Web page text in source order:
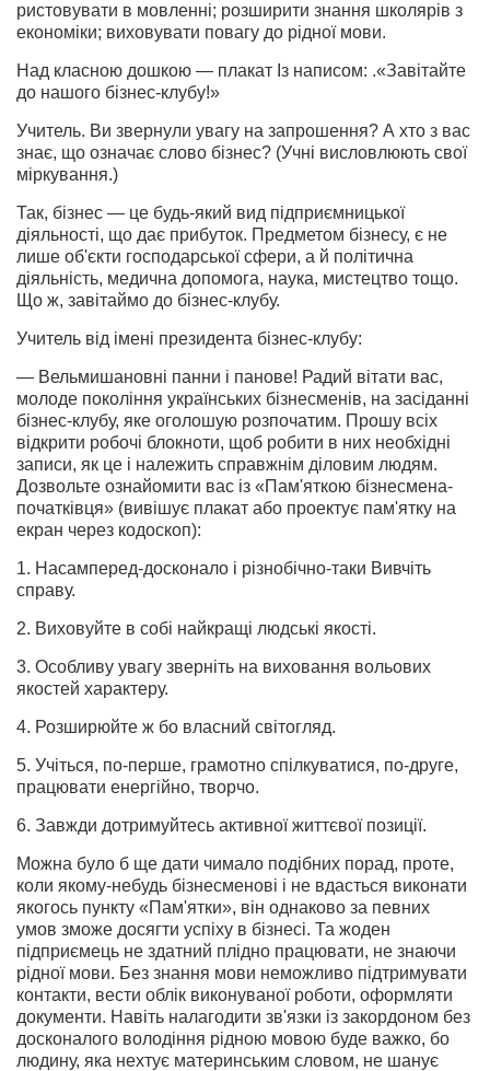
ристовувати в мовленні; розширити знання школярів з
економіки; виховувати повагу до рідної мови.
Над класною дошкою — плакат Із написом: .«За­вітайте
до нашого бізнес-клубу!»
Учитель. Ви звернули увагу на запрошення? А хто з вас
знає, що означає слово бізнес? (Учні висловлюють свої
міркування.)
Так, бізнес — це будь-який вид підприємницької
діяльності, що дає прибуток. Предметом бізнесу, є не
лише об'єкти господарської сфери, а й політична
діяльність, медична допомога, наука, мистецтво тощо.
Що ж, завітаймо до бізнес-клубу.
Учитель від імені президента бізнес-клубу:
— Вельмишановні панни і панове! Радий вітати вас,
молоде покоління українських бізнесменів, на засіданні
бізнес-клубу, яке оголошую розпочатим. Прошу всіх
відкрити робочі блокноти, щоб робити в них необхідні
записи, як це і належить справжнім діловим людям.
Дозвольте ознайомити вас із «Пам'яткою бізнесмена-
початківця» (вивішує плакат або проектує пам'ятку на
екран через кодоскоп):
1. Насамперед-досконало і різнобічно-таки Вивчіть
спра­ву.
2. Виховуйте в собі найкращі людські якості.
3. Особливу увагу зверніть на виховання вольових
якостей характеру.
4. Розширюйте ж бо власний світогляд.
5. Учіться, по-перше, грамотно спілкуватися, по-друге,
працювати енергійно, творчо.
6. Завжди дотримуйтесь активної життєвої позиції.
Можна було б ще дати чимало подібних порад, проте,
коли якому-небудь бізнесменові і не вдасться виконати
якогось пункту «Пам'ятки», він однаково за певних
умов зможе досягти успіху в бізнесі. Та жоден
підприємець не здатний плідно працювати, не знаючи
рідної мови. Без знання мови неможливо підтримувати
контакти, вести облік виконуваної роботи, оформляти
документи. Навіть налагодити зв'язки із закордоном без
досконалого володіння рідною мовою буде важко, бо
людину, яка нехтує материнським словом, не шанує